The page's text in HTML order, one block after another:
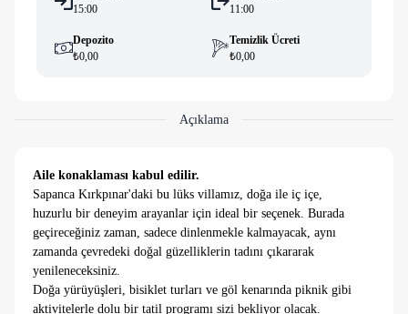
15:00
11:00
Depozito
₺0,00
Temizlik Ücreti
₺0,00
Açıklama
Aile konaklaması kabul edilir.
Sapanca Kırkpınar'daki bu lüks villamız, doğa ile iç içe,
huzurlu bir deneyim arayanlar için ideal bir seçenek. Burada
geçireceğiniz zaman, sadece dinlenmekle kalmayacak, aynı
zamanda çevredeki doğal güzelliklerin tadını çıkararak
yenileneceksiniz.
Doğa yürüyüşleri, bisiklet turları ve göl kenarında piknik gibi
aktivitelerle dolu bir tatil programı sizi bekliyor olacak.